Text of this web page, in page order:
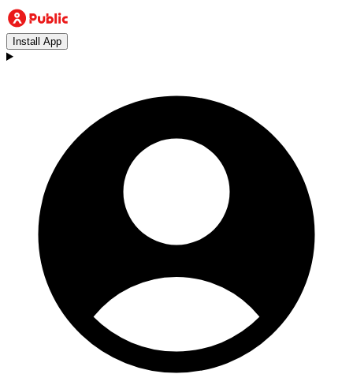
Install App